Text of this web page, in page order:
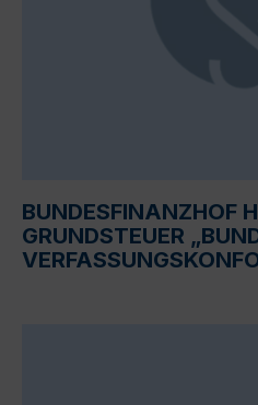
BUNDESFINANZHOF
GRUNDSTEUER